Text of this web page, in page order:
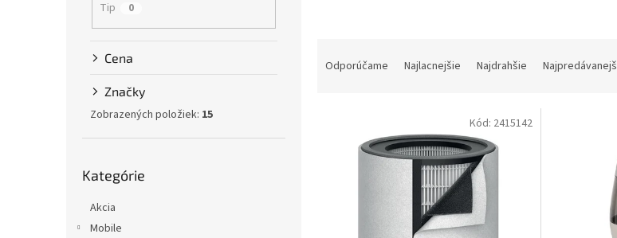
Tip 0
Cena
Značky
Zobrazených položiek: 15
kategórie
Kategórie
Akcia
Mobile
Odporúčame Najlacnejšie Najdrahšie
Kód: 2415142